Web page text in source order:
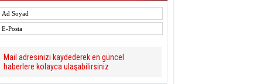
Mail adresinizi kaydederek en güncel
haberlere kolayca ulaşabilirsiniz